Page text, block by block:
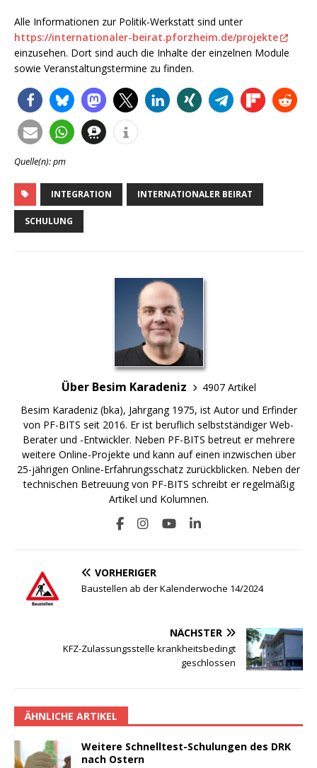
Alle Informationen zur Politik-Werkstatt sind unter
https://internationaler-beirat.pforzheim.de/projekte
einzusehen. Dort sind auch die Inhalte der einzelnen Module
sowie Veranstaltungstermine zu finden.
Quelle(n): pm
INTEGRATION INTERNATIONALER BEIRAT
SCHULUNG
Über Besim Karadeniz
4907 Artikel
Besim Karadeniz (bka), Jahrgang 1975, ist Autor und Erfinder
von PF-BITS seit 2016. Er ist beruflich selbstständiger Web-
Berater und -Entwickler. Neben PF-BITS betreut er mehrere
weitere Online-Projekte und kann auf einen inzwischen über
25-jährigen Online-Erfahrungsschatz zurückblicken. Neben der
technischen Betreuung von PF-BITS schreibt er regelmäßig
Artikel und Kolumnen.
VORHERIGER
Baustellen ab der Kalenderwoche 14/2024
NÄCHSTER
KFZ-Zulassungsstelle krankheitsbedingt
geschlossen
ÄHNLICHE ARTIKEL
Weitere Schnelltest-Schulungen des DRK
nach Ostern